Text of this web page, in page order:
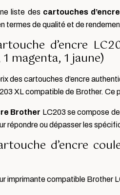
liste des cartouches
termes de qualité et de
d’encre
magenta, 1 jaune)
des cartouches d’encre
XL compatible de Brother. Ce
Brother LC203 se compose
répondre ou dépasser les
d’encre
imprimante compatible Brother